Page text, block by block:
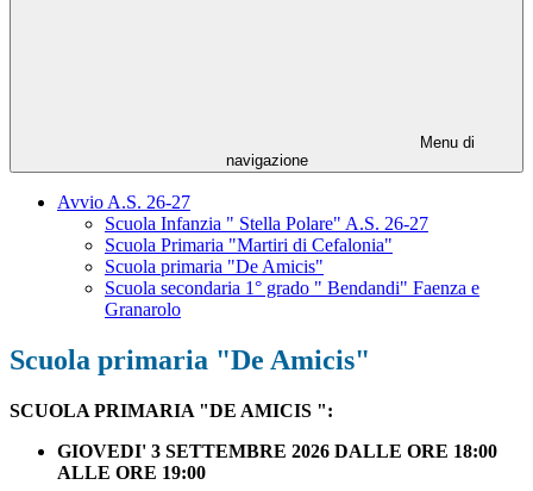
Menu di
navigazione
Avvio A.S. 26-27
Scuola Infanzia " Stella Polare" A.S. 26-27
Scuola Primaria "Martiri di Cefalonia"
Scuola primaria "De Amicis"
Scuola secondaria 1° grado " Bendandi" Faenza e
Granarolo
Scuola primaria "De Amicis"
SCUOLA PRIMARIA "DE AMICIS ":
GIOVEDI' 3 SETTEMBRE 2026 DALLE ORE 18:00
ALLE ORE 19:00